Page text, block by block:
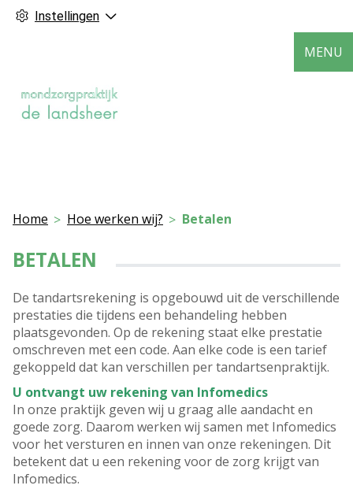
Instellingen
MENU
Home Hoe werken wij? Betalen
BETALEN
De tandartsrekening is opgebouwd uit de verschillende
prestaties die tijdens een behandeling hebben
plaatsgevonden. Op de rekening staat elke prestatie
omschreven met een code. Aan elke code is een tarief
gekoppeld dat kan verschillen per tandartsenpraktijk.
U ontvangt uw rekening van Infomedics
In onze praktijk geven wij u graag alle aandacht en
goede zorg. Daarom werken wij samen met Infomedics
voor het versturen en innen van onze rekeningen. Dit
betekent dat u een rekening voor de zorg krijgt van
Infomedics.